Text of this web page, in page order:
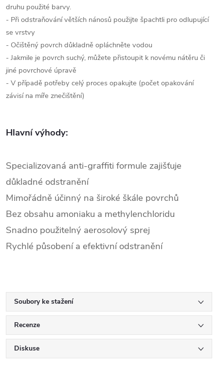
druhu použité barvy.
- Při odstraňování větších nánosů použijte špachtli pro odlupující
se vrstvy
- Očištěný povrch důkladně opláchněte vodou
- Jakmile je povrch suchý, můžete přistoupit k novému nátěru či
jiné povrchové úpravě
- V případě potřeby celý proces opakujte (počet opakování
závisí na míře znečištění)
Hlavní výhody:
Specializovaná anti-graffiti formule zajišťuje
důkladné odstranění
Mimořádně účinný na široké škále povrchů
Bez obsahu amoniaku a methylenchloridu
Snadno použitelný aerosolový sprej
Rychlé působení a efektivní odstranění
Soubory ke stažení
Recenze
Diskuse